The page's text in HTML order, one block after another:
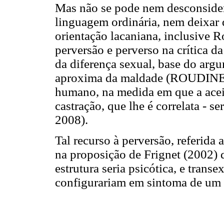
Mas não se pode nem
linguagem ordinária, nem deixar
orientação lacaniana, inclusive
perversão e perverso na crítica
da diferença sexual, base do
aproxima da maldade
humano, na medida em que a
castração, que lhe é correlata -
2008).
Tal recurso à perversão, referida
na proposição de Frignet (2002)
estrutura seria psicótica, e
configurariam em sintoma de